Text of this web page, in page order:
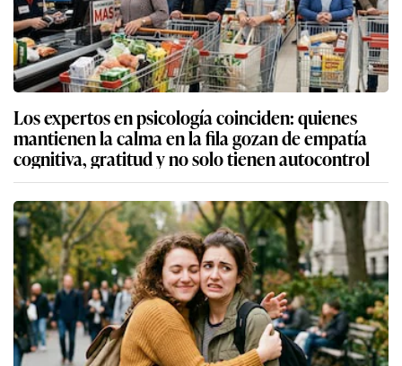
Los expertos en psicología coinciden: quienes
mantienen la calma en la fila gozan de empatía
cognitiva, gratitud y no solo tienen autocontrol